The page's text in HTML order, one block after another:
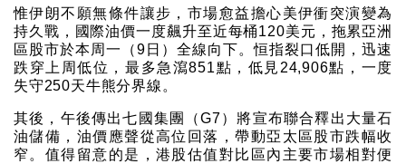
惟伊朗不願無條件讓步，市場愈益擔心美伊衝突演變為
持久戰，國際油價一度飆升至近每桶120美元，拖累亞洲
區股市於本周一（9日）全線向下。恒指裂口低開，迅速
跌穿上周低位，最多急瀉851點，低見24,906點，一度
失守250天牛熊分界線。
其後，午後傳出七國集團（G7）將宣布聯合釋出大量石
油儲備，油價應聲從高位回落，帶動亞太區股市跌幅收
窄。值得留意的是，港股估值對比區內主要市場相對便